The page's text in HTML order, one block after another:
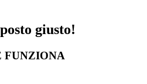
giusto!
FUNZIONA